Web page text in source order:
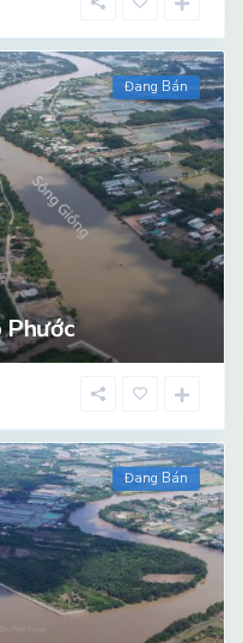
Đang Bán
Đang Bán